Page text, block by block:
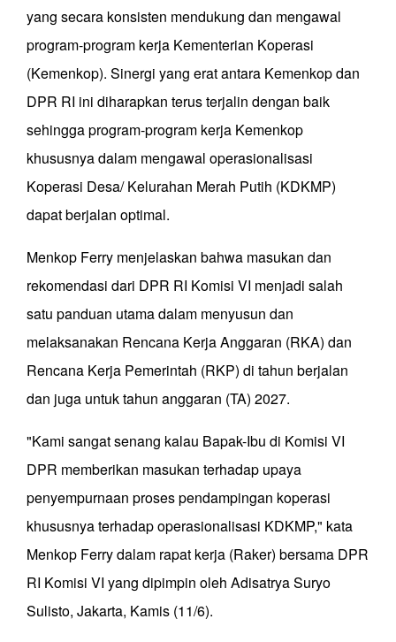
yang secara konsisten mendukung dan mengawal
program-program kerja Kementerian Koperasi
(Kemenkop). Sinergi yang erat antara Kemenkop dan
DPR RI ini diharapkan terus terjalin dengan baik
sehingga program-program kerja Kemenkop
khususnya dalam mengawal operasionalisasi
Koperasi Desa/ Kelurahan Merah Putih (KDKMP)
dapat berjalan optimal.
Menkop Ferry menjelaskan bahwa masukan dan
rekomendasi dari DPR RI Komisi VI menjadi salah
satu panduan utama dalam menyusun dan
melaksanakan Rencana Kerja Anggaran (RKA) dan
Rencana Kerja Pemerintah (RKP) di tahun berjalan
dan juga untuk tahun anggaran (TA) 2027.
"Kami sangat senang kalau Bapak-Ibu di Komisi VI
DPR memberikan masukan terhadap upaya
penyempurnaan proses pendampingan koperasi
khususnya terhadap operasionalisasi KDKMP," kata
Menkop Ferry dalam rapat kerja (Raker) bersama DPR
RI Komisi VI yang dipimpin oleh Adisatrya Suryo
Sulisto, Jakarta, Kamis (11/6).